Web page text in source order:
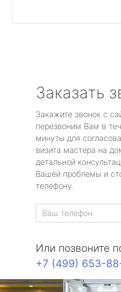
Заказать
Закажите звонок с
перезвоним Вам в
минуты для
визита мастера на
детальной
Вашей проблемы и
телефону.
Или позвоните
+7 (499) 653-